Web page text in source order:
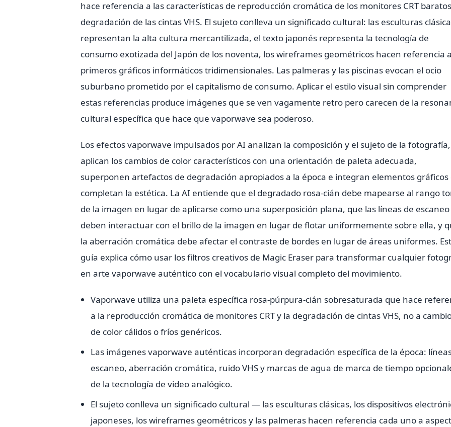
hace referencia a las características de reproducción cromática de los monitores CRT
degradación de las cintas VHS. El sujeto conlleva un significado cultural: las esculturas
representan la alta cultura mercantilizada, el texto japonés representa la tecnología de
consumo exotizada del Japón de los noventa, los wireframes geométricos hacen referencia
primeros gráficos informáticos tridimensionales. Las palmeras y las piscinas evocan el ocio
suburbano prometido por el capitalismo de consumo. Aplicar el estilo visual sin comprender
estas referencias produce imágenes que se ven vagamente retro pero carecen de la
cultural específica que hace que vaporwave sea poderoso.
Los efectos vaporwave impulsados por AI analizan la composición y el sujeto de la fotografía,
aplican los cambios de color característicos con una orientación de paleta adecuada,
superponen artefactos de degradación apropiados a la época e integran elementos gráficos
completan la estética. La AI entiende que el degradado rosa-cián debe mapearse al rango
de la imagen en lugar de aplicarse como una superposición plana, que las líneas de escaneo
deben interactuar con el brillo de la imagen en lugar de flotar uniformemente sobre ella, y
la aberración cromática debe afectar el contraste de bordes en lugar de áreas uniformes.
guía explica cómo usar los filtros creativos de Magic Eraser para transformar cualquier
en arte vaporwave auténtico con el vocabulario visual completo del movimiento.
Vaporwave utiliza una paleta específica rosa-púrpura-cián sobresaturada que hace
a la reproducción cromática de monitores CRT y la degradación de cintas VHS, no a
de color cálidos o fríos genéricos.
Las imágenes vaporwave auténticas incorporan degradación específica de la época:
escaneo, aberración cromática, ruido VHS y marcas de agua de marca de tiempo
de la tecnología de video analógico.
El sujeto conlleva un significado cultural — las esculturas clásicas, los dispositivos
japoneses, los wireframes geométricos y las palmeras hacen referencia cada uno a